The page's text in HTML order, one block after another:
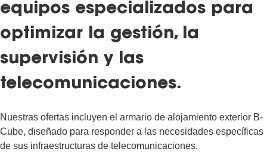
equipos especializados para
optimizar la gestión, la
supervisión y las
telecomunicaciones.
Nuestras ofertas incluyen el armario de alojamiento exterior B-
Cube, diseñado para responder a las necesidades específicas
de sus infraestructuras de telecomunicaciones.